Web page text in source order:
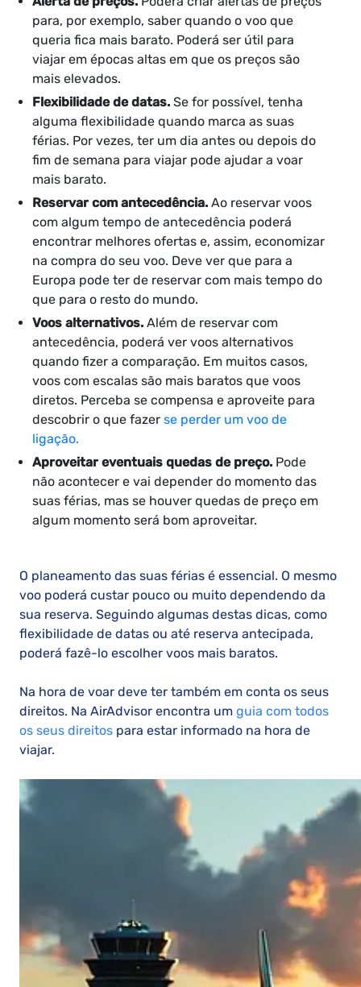
para, por exemplo, saber quando o voo que
queria fica mais barato. Poderá ser útil para
viajar em épocas altas em que os preços são
mais elevados.
Flexibilidade de datas. Se for possível, tenha
alguma flexibilidade quando marca as suas
férias. Por vezes, ter um dia antes ou depois do
fim de semana para viajar pode ajudar a voar
mais barato.
Reservar com antecedência. Ao reservar voos
com algum tempo de antecedência poderá
encontrar melhores ofertas e, assim, economizar
na compra do seu voo. Deve ver que para a
Europa pode ter de reservar com mais tempo do
que para o resto do mundo.
Voos alternativos. Além de reservar com
antecedência, poderá ver voos alternativos
quando fizer a comparação. Em muitos casos,
voos com escalas são mais baratos que voos
diretos. Perceba se compensa e aproveite para
descobrir o que fazer se perder um voo de
ligação.
Aproveitar eventuais quedas de preço. Pode
não acontecer e vai depender do momento das
suas férias, mas se houver quedas de preço em
algum momento será bom aproveitar.
O planeamento das suas férias é essencial. O mesmo
voo poderá custar pouco ou muito dependendo da
sua reserva. Seguindo algumas destas dicas, como
flexibilidade de datas ou até reserva antecipada,
poderá fazê-lo escolher voos mais baratos.
Na hora de voar deve ter também em conta os seus
direitos. Na AirAdvisor encontra um guia com todos
os seus direitos para estar informado na hora de
viajar.